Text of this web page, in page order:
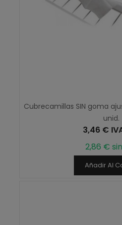
Cubrecamillas SIN goma
unid.
3,46 €
2,86 €
Añadir Al